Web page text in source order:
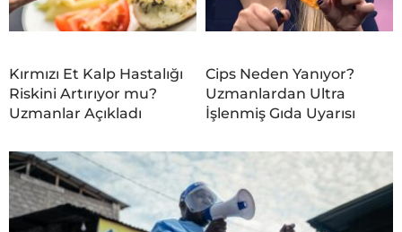
Kırmızı Et Kalp Hastalığı
Riskini Artırıyor mu?
Uzmanlar Açıkladı
Cips Neden Yanıyor?
Uzmanlardan Ultra
İşlenmiş Gıda Uyarısı